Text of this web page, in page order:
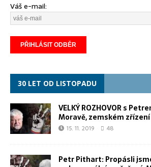
Váš e-mail:
30 LET OD LISTOPADU
VELKÝ ROZHOVOR s
Moravě, zemském
15. 11. 2019 48
Petr Pithart: Propásli